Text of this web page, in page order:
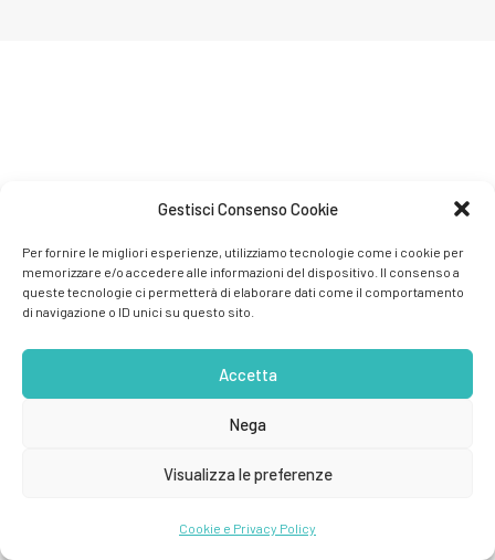
Gestisci Consenso Cookie
Per fornire le migliori esperienze, utilizziamo tecnologie come i cookie per
memorizzare e/o accedere alle informazioni del dispositivo. Il consenso a
queste tecnologie ci permetterà di elaborare dati come il comportamento
di navigazione o ID unici su questo sito.
Accetta
Nega
Visualizza le preferenze
Cookie e Privacy Policy